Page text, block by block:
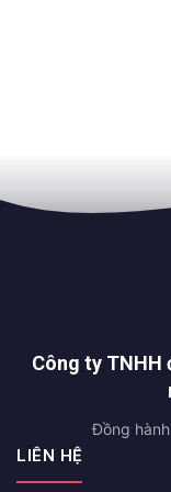
Công ty
Đồng
LIÊN HỆ